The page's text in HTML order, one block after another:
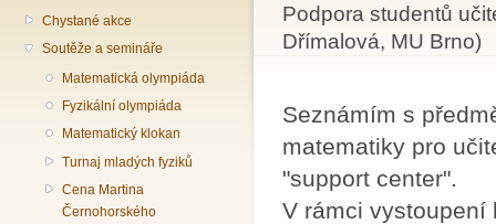
Chystané akce
Soutěže a semináře
Matematická olympiáda
Fyzikální olympiáda
Matematický klokan
Turnaj mladých fyziků
Cena Martina
Černohorského
Jste zde
Podpora studentů
Dřímalová, MU Brno)
Seznámím s
matematiky pro
"support center".
V rámci vystoupení